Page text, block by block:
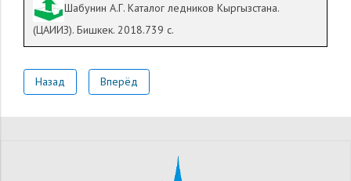
Шабунин А.Г. Каталог ледников Кыргызстана.
(ЦАИИЗ). Бишкек. 2018.739 с.
Назад Вперёд